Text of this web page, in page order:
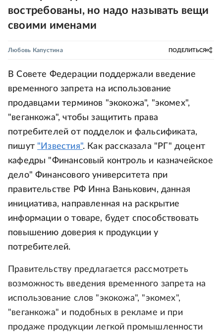
востребованы, но надо называть вещи
своими именами
Любовь Капустина ПОДЕЛИТЬСЯ
В Совете Федерации поддержали введение
временного запрета на использование
продавцами терминов "экокожа", "экомех",
"веганкожа", чтобы защитить права
потребителей от подделок и фальсификата,
пишут "Известия". Как рассказала "РГ" доцент
кафедры "Финансовый контроль и казначейское
дело" Финансового университета при
правительстве РФ Инна Ванькович, данная
инициатива, направленная на раскрытие
информации о товаре, будет способствовать
повышению доверия к продукции у
потребителей.
Правительству предлагается рассмотреть
возможность введения временного запрета на
использование слов "экокожа", "экомех",
"веганкожа" и подобных в рекламе и при
продаже продукции легкой промышленности